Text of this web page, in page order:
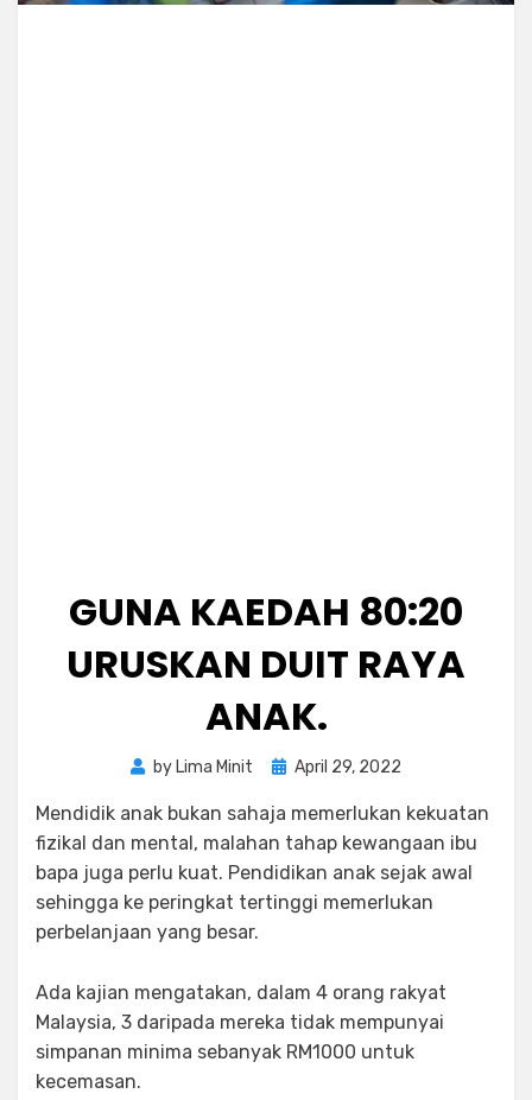
GUNA KAEDAH 80:20
URUSKAN DUIT RAYA
ANAK.
by Lima Minit
Posted
April 29, 2022
Mendidik anak bukan sahaja memerlukan kekuatan
fizikal dan mental, malahan tahap kewangaan ibu
bapa juga perlu kuat. Pendidikan anak sejak awal
sehingga ke peringkat tertinggi memerlukan
perbelanjaan yang besar.
Ada kajian mengatakan, dalam 4 orang rakyat
Malaysia, 3 daripada mereka tidak mempunyai
simpanan minima sebanyak RM1000 untuk
kecemasan.